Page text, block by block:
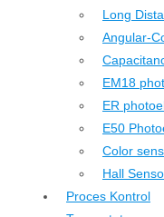
Long
Angular-
EM18
ER
E50
Color
Hall
Proces Kontrol